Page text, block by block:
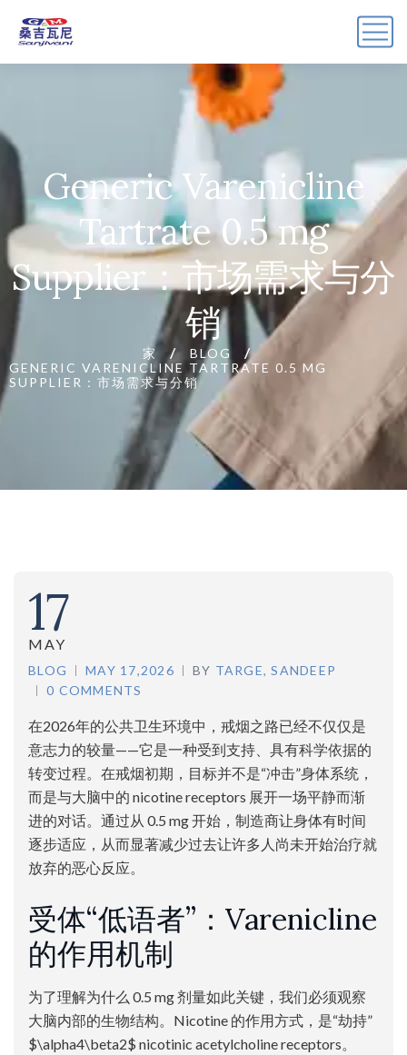
Generic Varenicline
Tartrate 0.5 mg
Supplier：市场需求与分
销
家
BLOG
GENERIC VARENICLINE TARTRATE 0.5 MG
SUPPLIER：市场需求与分销
17
MAY
BLOG MAY 17,2026 BY TARGE, SANDEEP
0 COMMENTS
在2026年的公共卫生环境中，戒烟之路已经不仅仅是
意志力的较量——它是一种受到支持、具有科学依据的
转变过程。在戒烟初期，目标并不是“冲击”身体系统，
而是与大脑中的 nicotine receptors 展开一场平静而渐
进的对话。通过从 0.5 mg 开始，制造商让身体有时间
逐步适应，从而显著减少过去让许多人尚未开始治疗就
放弃的恶心反应。
受体“低语者”：Varenicline
的作用机制
为了理解为什么 0.5 mg 剂量如此关键，我们必须观察
大脑内部的生物结构。Nicotine 的作用方式，是“劫持”
$\alpha4\beta2$ nicotinic acetylcholine receptors。